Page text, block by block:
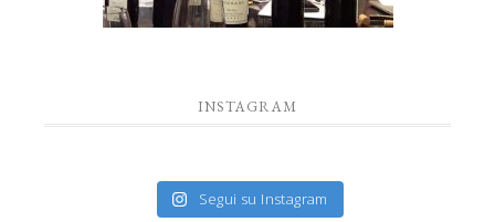
INSTAGRAM
Segui su Instagram